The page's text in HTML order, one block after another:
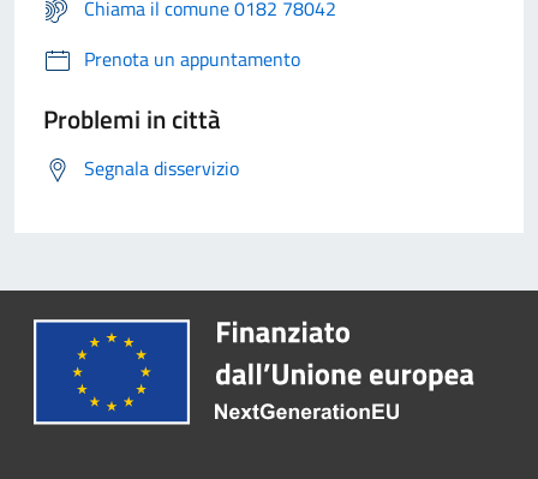
Chiama il comune 0182 78042
Prenota un appuntamento
Problemi in città
Segnala disservizio